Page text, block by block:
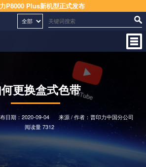
P8000 Plus新机型正式发布
更换盒式色带
日期： 2020-09-04
来源 / 作者：普印力中国分公司
阅读量 7312